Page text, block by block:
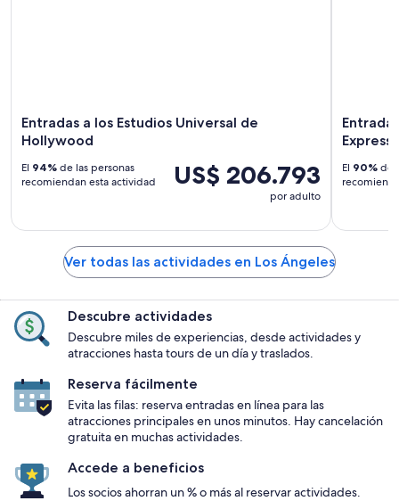
Entradas a los Estudios Universal de
Hollywood
US$ 206.793
por adulto
El 94% de las personas
recomiendan esta actividad
Express
El 90% de
Ver todas las actividades en Los Ángeles
Descubre actividades
Descubre miles de experiencias, desde actividades y
atracciones hasta tours de un día y traslados.
Reserva fácilmente
Evita las filas: reserva entradas en línea para las
atracciones principales en unos minutos. Hay cancelación
gratuita en muchas actividades.
Accede a beneficios
Los socios ahorran un % o más al reservar actividades.